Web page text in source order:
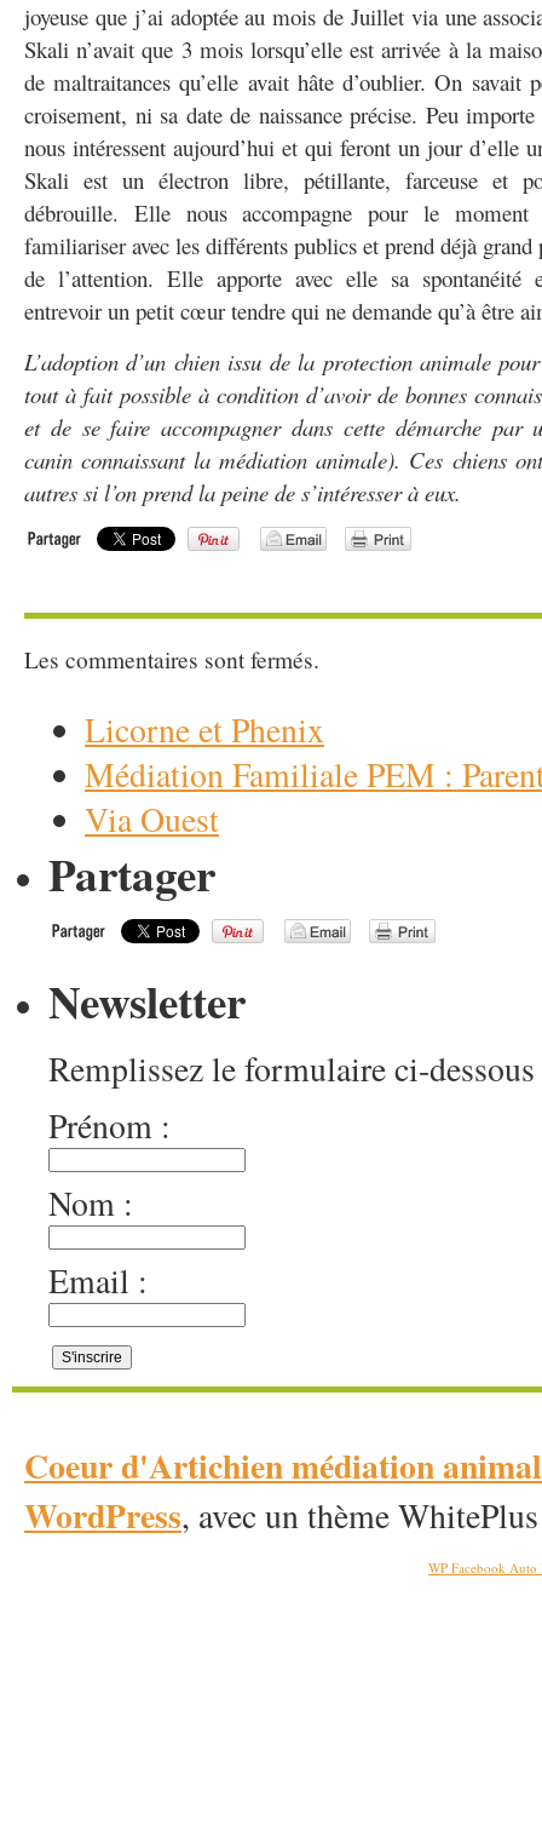
joyeuse que j’ai adoptée au mois de Juillet via une
Skali n’avait que 3 mois lorsqu’elle est arrivée à la
de maltraitances qu’elle avait hâte d’oublier. On savait
croisement, ni sa date de naissance précise. Peu
nous intéressent aujourd’hui et qui feront un jour d’elle
Skali est un électron libre, pétillante, farceuse et
débrouille. Elle nous accompagne pour le
familiariser avec les différents publics et prend déjà grand
de l’attention. Elle apporte avec elle sa spontanéité
entrevoir un petit cœur tendre qui ne demande qu’à être
L’adoption d’un chien issu de la protection animale
tout à fait possible à condition d’avoir de bonnes
et de se faire accompagner dans cette démarche par
canin connaissant la médiation animale). Ces chiens
autres si l’on prend la peine de s’intéresser à eux.
Les commentaires sont fermés.
Licorne et Phenix
Médiation Familiale PEM :
Via Ouest
Partager
Newsletter
Remplissez le formulaire ci-
Prénom :
Nom :
Email :
Coeur d'Artichien médiation
WordPress, avec un thème
WP Facebook Auto